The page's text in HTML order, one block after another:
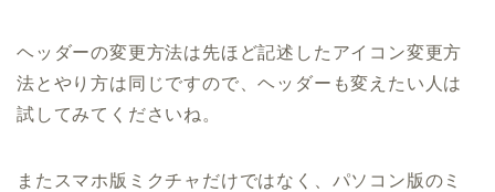
ヘッダーの変更方法は先ほど記述したアイコン変更方
法とやり方は同じですので、ヘッダーも変えたい人は
試してみてくださいね。
またスマホ版ミクチャだけではなく、パソコン版のミ